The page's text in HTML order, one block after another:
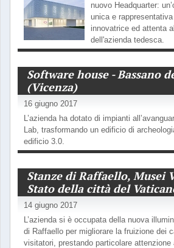
nuovo Headquarter:
unica e
innovatrice ed attenta
dell'azienda tedesca.
Software house - Bassano
(Vicenza)
16 giugno 2017
L’azienda ha dotato di impianti
Lab, trasformando un edificio di
edificio 3.0.
Stanze di Raffaello, Musei
Stato della città del
14 giugno 2017
L’azienda si è occupata della nuova
di Raffaello per migliorare la fruizione dei
visitatori, prestando particolare attenzione